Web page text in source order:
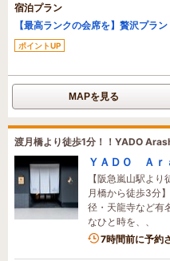
宿泊プラン
【最高ランクの会席を】贅沢プラン
ポイントUP
MAPを見る
渡月橋より徒歩1分！！YADO
ＹＡＤＯ Ａｒ
【阪急嵐山駅よ
月橋から徒歩3
径・天龍寺など有
なひと時を、、
7時間前に予約